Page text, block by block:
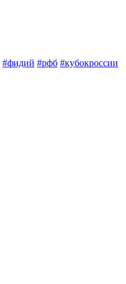
#фидий #рфб #кубокроссии